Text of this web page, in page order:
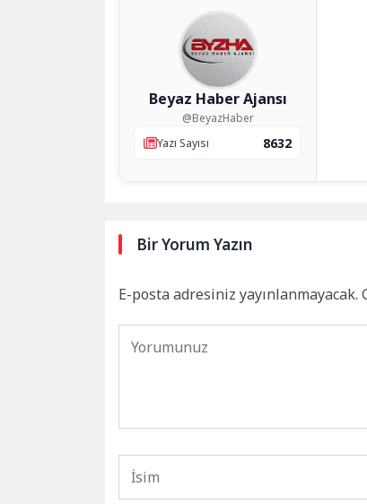
Beyaz Haber Ajansı
@BeyazHaber
Yazı Sayısı
8632
Bir Yorum Yazın
E-posta adresiniz yayınlanmayacak.